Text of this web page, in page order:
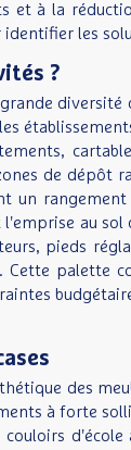
et à la
les
?
de dépôt
un
au sol
pieds
Cette
des
à forte